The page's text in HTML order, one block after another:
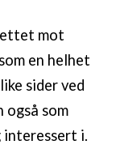
mot
en helhet
sider ved
også som
i.